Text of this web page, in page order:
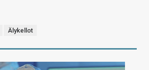
Älykellot